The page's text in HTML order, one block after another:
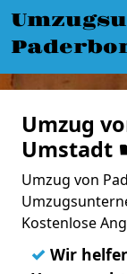
Umzug
Umstadt
Umzug von
Kostenlose
✓ Wir